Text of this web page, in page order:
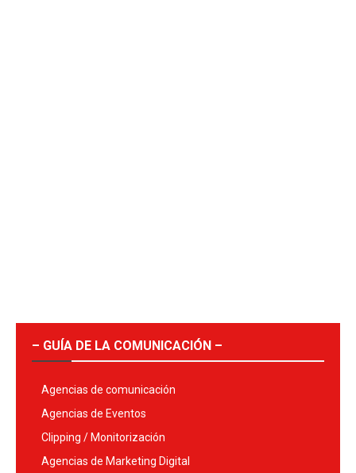
– GUÍA DE LA COMUNICACIÓN –
Agencias de comunicación
Agencias de Eventos
Clipping / Monitorización
Agencias de Marketing Digital